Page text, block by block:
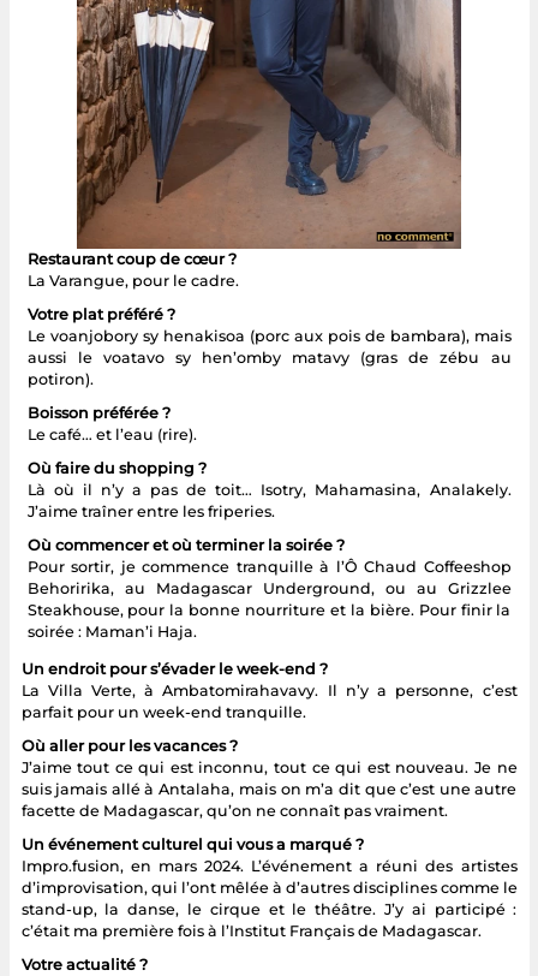
Restaurant coup de cœur ?
La Varangue, pour le cadre.
Votre plat préféré ?
Le voanjobory sy henakisoa (porc aux pois de bambara), mais
aussi le voatavo sy hen’omby matavy (gras de zébu au
potiron).
Boisson préférée ?
Le café… et l’eau (rire).
Où faire du shopping ?
Là où il n’y a pas de toit… Isotry, Mahamasina, Analakely.
J’aime traîner entre les friperies.
Où commencer et où terminer la soirée ?
Pour sortir, je commence tranquille à l’Ô Chaud Coffeeshop
Behoririka, au Madagascar Underground, ou au Grizzlee
Steakhouse, pour la bonne nourriture et la bière. Pour finir la
soirée : Maman’i Haja.
Un endroit pour s’évader le week-end ?
La Villa Verte, à Ambatomirahavavy. Il n’y a personne, c’est
parfait pour un week-end tranquille.
Où aller pour les vacances ?
J’aime tout ce qui est inconnu, tout ce qui est nouveau. Je ne
suis jamais allé à Antalaha, mais on m’a dit que c’est une autre
facette de Madagascar, qu’on ne connaît pas vraiment.
Un événement culturel qui vous a marqué ?
Impro.fusion, en mars 2024. L’événement a réuni des artistes
d’improvisation, qui l’ont mêlée à d’autres disciplines comme le
stand-up, la danse, le cirque et le théâtre. J’y ai participé :
c’était ma première fois à l’Institut Français de Madagascar.
Votre actualité ?